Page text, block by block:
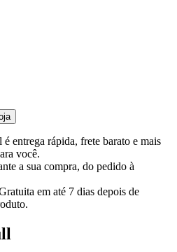
é entrega rápida, frete barato e mais
você.
a sua compra, do pedido à
em até 7 dias depois de